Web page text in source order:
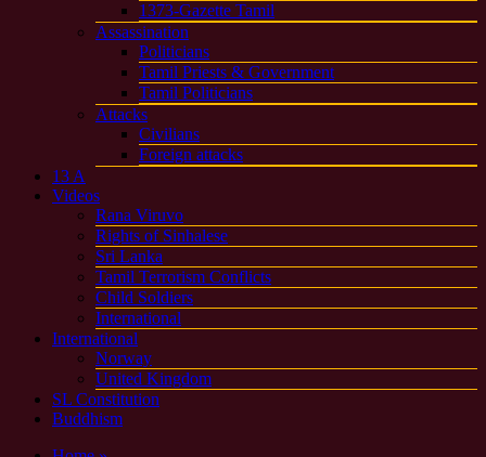
1373-Gazette Tamil
Assassination
Politicians
Tamil Priests & Government
Tamil Politicians
Attacks
Civilians
Foreign attacks
13 A
Videos
Rana Viruvo
Rights of Sinhalese
Sri Lanka
Tamil Terrorism Conflicts
Child Soldiers
International
International
Norway
United Kingdom
SL Constitution
Buddhism